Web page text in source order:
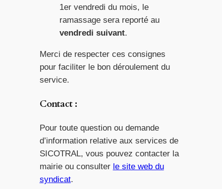
1er vendredi du mois, le
ramassage sera reporté au
vendredi suivant.
Merci de respecter ces consignes
pour faciliter le bon déroulement du
service.
Contact :
Pour toute question ou demande
d’information relative aux services de
SICOTRAL, vous pouvez contacter la
mairie ou consulter le site web du
syndicat.